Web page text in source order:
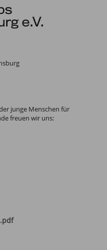
junge Menschen für
freuen wir uns: